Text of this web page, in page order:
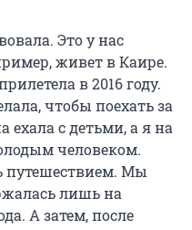
Это у нас
живет в Каире.
в 2016 году.
чтобы поехать за
с детьми, а я на
человеком.
путешествием. Мы
лишь на
А затем, после